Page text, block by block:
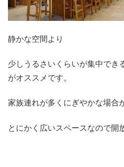
静かな空間より
少しうるさいくらいが集中でき
がオススメです。
家族連れが多くにぎやかな場合
とにかく広いスペースなので開